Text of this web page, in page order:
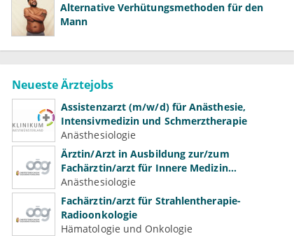
Alternative Verhütungsmethoden für den
Mann
Neueste Ärztejobs
Assistenzarzt (m/w/d) für Anästhesie,
Intensivmedizin und Schmerztherapie
Anästhesiologie
Ärztin/Arzt in Ausbildung zur/zum
Fachärztin/arzt für Innere Medizin
(Kardiologie, Nephrologie, Intensivmedizin)
Anästhesiologie
Fachärztin/arzt für Strahlentherapie-
Radioonkologie
Hämatologie und Onkologie